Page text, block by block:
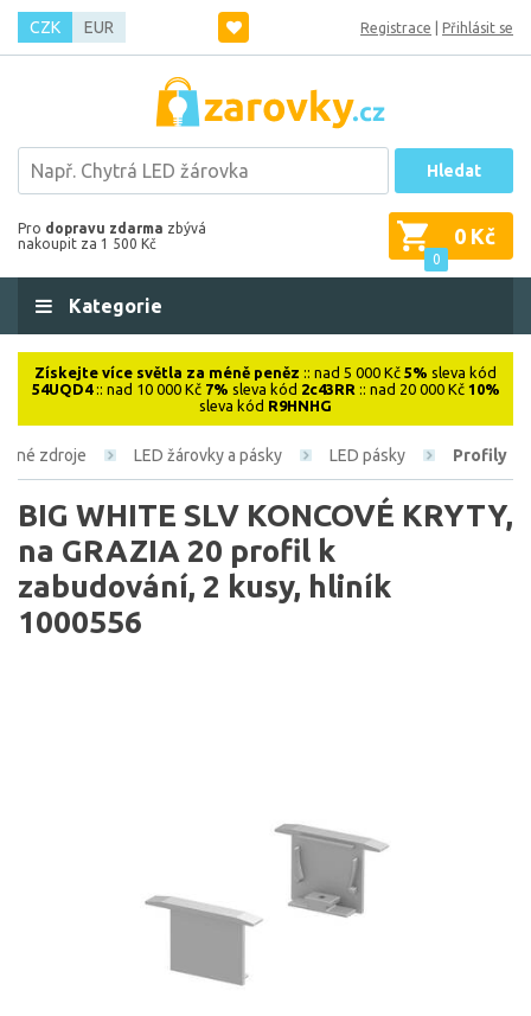
CZK EUR Registrace Přihlásit se
Hledat
Pro dopravu zdarma zbývá
nakoupit za 1 500 Kč
0
0 Kč
Kategorie
Získejte více světla za méně peněz :: nad 5 000 Kč 5% sleva kód
54UQD4:: nad 10 000 Kč 7% sleva kód 2c43RR :: nad 20 000 Kč 10%
sleva kód R9HNHG
zdroje LED žárovky a pásky LED pásky Profily
BIG WHITE SLV KONCOVÉ KRYTY,
na GRAZIA 20 profil k
zabudování, 2 kusy, hliník
1000556